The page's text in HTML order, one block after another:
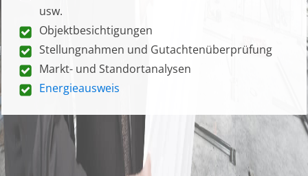
usw.
Objektbesichtigungen
Stellungnahmen und Gutachtenüberprüfung
Markt- und Standortanalysen
Energieausweis